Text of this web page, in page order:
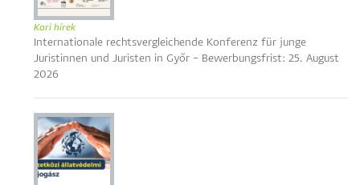
Kari hírek
Internationale rechtsvergleichende Konferenz für junge
Juristinnen und Juristen in Győr – Bewerbungsfrist: 25. August
2026